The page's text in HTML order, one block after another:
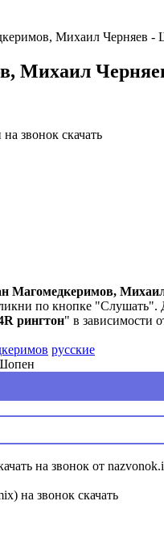
Михаил Черняев -
Михаил
Магомедкеримов,
по кнопке "Слушать".
рингтон" в зависимости
русские
на звонок от